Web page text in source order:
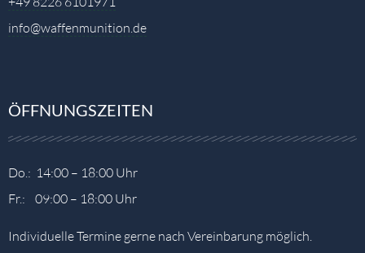
info@waffenmunition.de
ÖFFNUNGSZEITEN
Do.: 14:00 – 18:00 Uhr
Fr.: 09:00 – 18:00 Uhr
Individuelle Termine gerne nach Vereinbarung möglich.